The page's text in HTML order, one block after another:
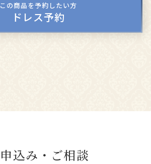
この商品を予約したい方
ドレス予約
込み・ご相談